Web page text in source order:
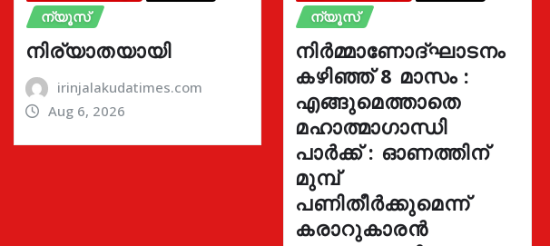
ന്യൂസ്
നിര്യാതയായി
irinjalakudatimes.com
Aug 6, 2026
ന്യൂസ്
നിർമ്മാണോദ്ഘാടനം
കഴിഞ്ഞ് 8 മാസം :
എങ്ങുമെത്താതെ
മഹാത്മാഗാന്ധി
പാർക്ക് : ഓണത്തിന്
മുമ്പ്
പണിതീർക്കുമെന്ന്
കരാറുകാരൻ